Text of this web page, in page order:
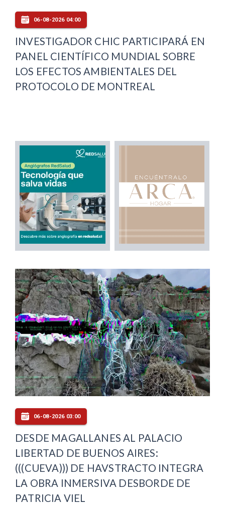
06-08-2026 04:00
INVESTIGADOR CHIC PARTICIPARÁ EN
PANEL CIENTÍFICO MUNDIAL SOBRE
LOS EFECTOS AMBIENTALES DEL
PROTOCOLO DE MONTREAL
06-08-2026 03:00
DESDE MAGALLANES AL PALACIO
LIBERTAD DE BUENOS AIRES:
(((CUEVA))) DE HAVSTRACTO INTEGRA
LA OBRA INMERSIVA DESBORDE DE
PATRICIA VIEL